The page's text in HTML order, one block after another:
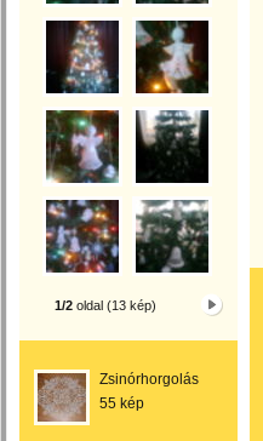
1/2 oldal (13 kép)
Zsinórhorgolás
55 kép